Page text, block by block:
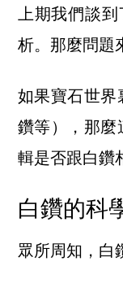
上期我們談
析。那麼問題
如果寶石世
鑽等），那麼
輯是否跟白鑽
白鑽的科
眾所周知，白